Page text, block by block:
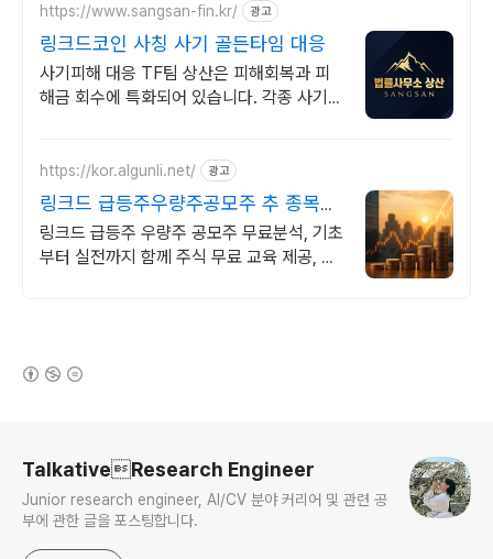
https://www.sangsan-fin.kr/ 광고
링크드코인 사칭 사기 골든타임 대응
사기피해 대응 TF팀 상산은 피해회복과 피
해금 회수에 특화되어 있습니다. 각종 사기
https://kor.algunli.net/ 광고
링크드 급등주우량주공모주 추 종목전
망, 분석자료 제공
링크드 급등주 우량주 공모주 무료분석, 기초
부터 실전까지 함께 주식 무료 교육 제공, 우
TalkativeResearch Engineer
Junior research engineer, AI/CV 분야 커리어 및 관련 공
부에 관한 글을 포스팅합니다.